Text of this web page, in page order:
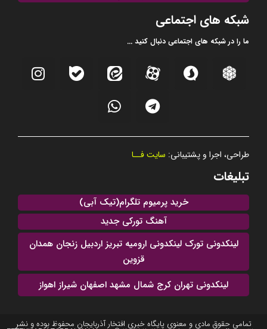
شبکه های اجتماعی
ما را در شبکه های اجتماعی دنبال کنید ...
طراحی، اجرا و پشتیبانی: سایت فــا
تبلیغات
خرید پرمیوم تلگرام(تیک آبی)
آهنگ تورکی جدید
لینکدونی تورک لینکدونی ارومیه تبریز اردبیل زنجان همدان
قزوین
لینکدونی تهران کرج شمال مشهد اصفهان شیراز اهواز
تمامی حقوق مادی و معنوی پایگاه خبری افتخار آذربایجان محفوظ بوده و نشر